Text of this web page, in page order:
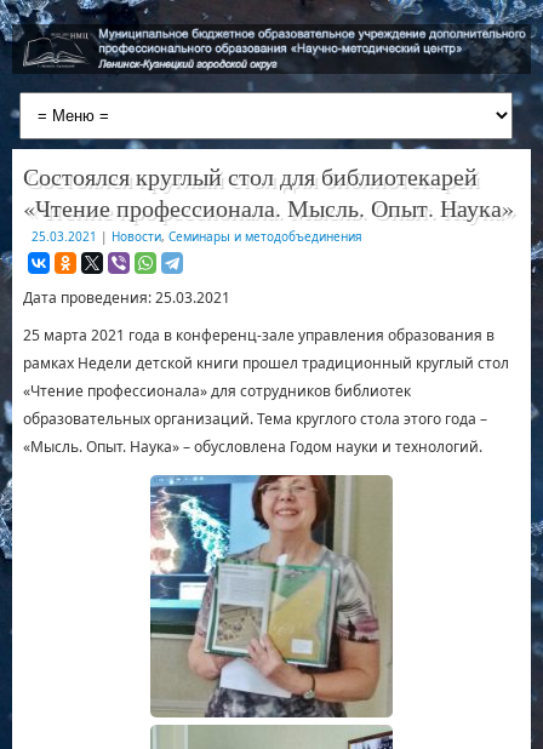
Состоялся круглый стол для библиотекарей
«Чтение профессионала. Мысль. Опыт. Наука»
25.03.2021 | Новости, Семинары и методобъединения
Дата проведения: 25.03.2021
25 марта 2021 года в конференц-зале управления образования в
рамках Недели детской книги прошел традиционный круглый стол
«Чтение профессионала» для сотрудников библиотек
образовательных организаций. Тема круглого стола этого года –
«Мысль. Опыт. Наука» – обусловлена Годом науки и технологий.